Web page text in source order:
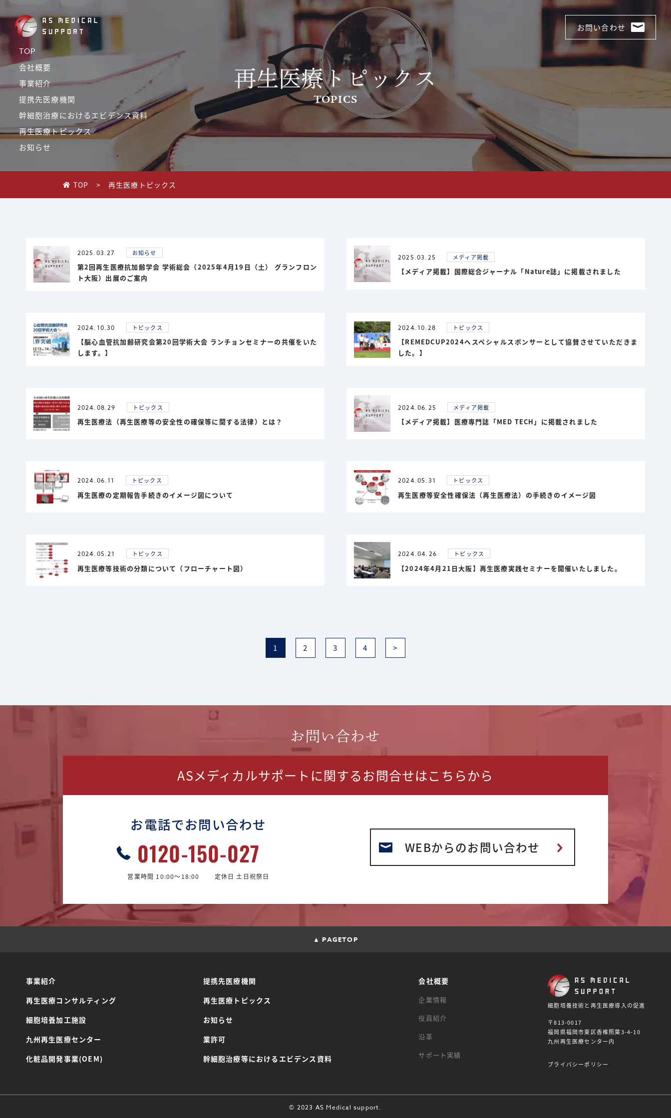
TOP
会社概要
事業紹介
提携先医療機関
幹細胞治療におけるエビデンス資料
再生医療トピックス
お知らせ
お問い合わせ
再生医療トピックス
TOPICS
TOP > 再生医療トピックス
2025.03.27 お知らせ
第2回再生医療抗加齢学会 学術総会（2025年4月19日（土） グランフロン
ト大阪）出展のご案内
2025.03.25 メディア掲載
【メディア掲載】国際総合ジャーナル「Nature誌」に掲載されました
2024.10.30 トピックス
【脳心血管抗加齢研究会第20回学術大会 ランチョンセミナーの共催をいた
します。】
2024.10.28 トピックス
【REMEDCUP2024へスペシャルスポンサーとして協賛させていただきま
した。】
2024.08.29 トピックス
再生医療法（再生医療等の安全性の確保等に関する法律）とは？
2024.06.25 メディア掲載
【メディア掲載】医療専門誌「MED TECH」に掲載されました
2024.06.11 トピックス
再生医療の定期報告手続きのイメージ図について
2024.05.31 トピックス
再生医療等安全性確保法（再生医療法）の手続きのイメージ図
2024.05.21 トピックス
再生医療等技術の分類について（フローチャート図）
2024.04.26 トピックス
【2024年4月21日大阪】再生医療実践セミナーを開催いたしました。
1 2 3 4 >
お問い合わせ
ASメディカルサポートに関するお問合せはこちらから
お電話でお問い合わせ
0120-150-027
営業時間 10:00〜18:00 定休日 土日祝祭日
WEBからのお問い合わせ
▲ PAGETOP
事業紹介
再生医療コンサルティング
細胞培養加工施設
九州再生医療センター
化粧品開発事業(OEM)
提携先医療機関
再生医療トピックス
お知らせ
業許可
幹細胞治療等におけるエビデンス資料
会社概要
企業情報
役員紹介
沿革
サポート実績
細胞培養技術と再生医療導入の促進
〒813-0017
福岡県福岡市東区香椎照葉3-4-10
九州再生医療センター内
プライバシーポリシー
© 2023 AS Medical support.
Navigated to 【2024年4月21日大阪】再生医療実践セミナーを開催いたしました。